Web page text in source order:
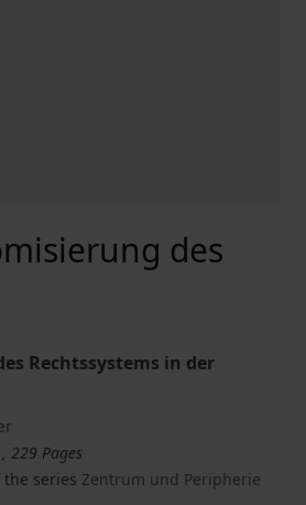
des
Rechtssystems in der
229 Pages
series Zentrum und Peripherie